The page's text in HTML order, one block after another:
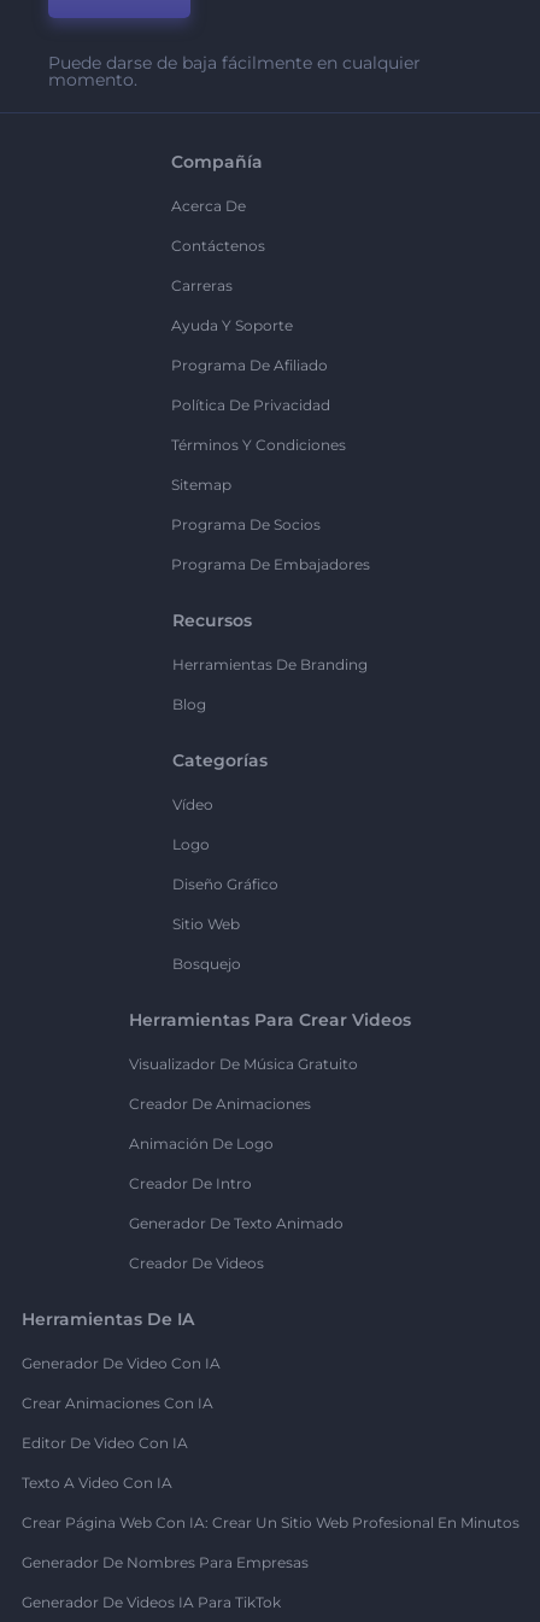
Puede darse de baja fácilmente en cualquier
momento.
Compañía
Acerca De
Contáctenos
Carreras
Ayuda Y Soporte
Programa De Afiliado
Política De Privacidad
Términos Y Condiciones
Sitemap
Programa De Socios
Programa De Embajadores
Recursos
Herramientas De Branding
Blog
Categorías
Vídeo
Logo
Diseño Gráfico
Sitio Web
Bosquejo
Herramientas Para Crear Videos
Visualizador De Música Gratuito
Creador De Animaciones
Animación De Logo
Creador De Intro
Generador De Texto Animado
Creador De Videos
Herramientas De IA
Generador De Video Con IA
Crear Animaciones Con IA
Editor De Video Con IA
Texto A Video Con IA
Crear Página Web Con IA: Crear Un Sitio Web Profesional En Minutos
Generador De Nombres Para Empresas
Generador De Videos IA Para TikTok